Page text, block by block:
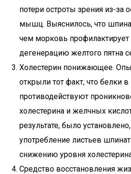
потери остроты зрения из-за
мышц. Выяснилось, что
чем морковь профилактирует
дегенерацию желтого пятна
Холестерин понижающее.
открыли тот факт, что белки
противодействуют
холестерина и желчных
результате, было
употребление листьев
снижению уровня
Средство восстановления